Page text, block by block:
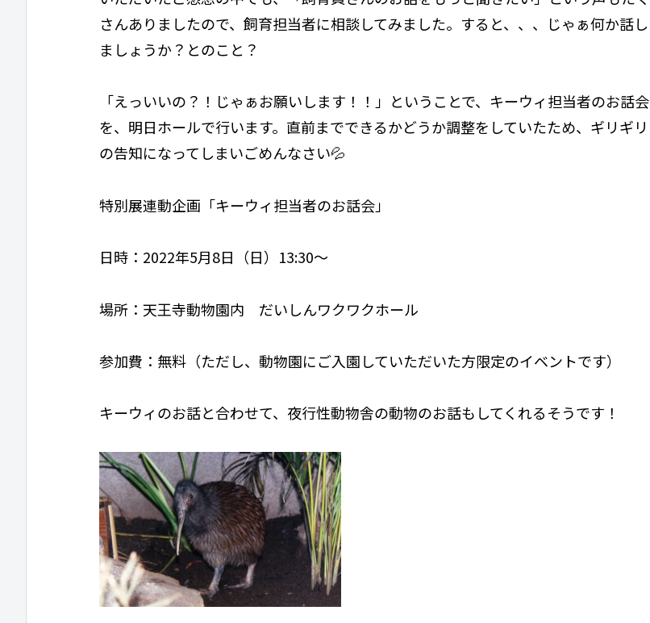
さんありましたので、飼育担当者に相談してみました。すると、、、じゃぁ何か話し
ましょうか？とのこと？
「えっいいの？！じゃぁお願いします！！」ということで、キーウィ担当者のお話会
を、明日ホールで行います。直前までできるかどうか調整をしていたため、ギリギリ
の告知になってしまいごめんなさい💦
特別展連動企画「キーウィ担当者のお話会」
日時：2022年5月8日（日）13:30～
場所：天王寺動物園内 だいしんワクワクホール
参加費：無料（ただし、動物園にご入園していただいた方限定のイベントです）
キーウィのお話と合わせて、夜行性動物舎の動物のお話もしてくれるそうです！